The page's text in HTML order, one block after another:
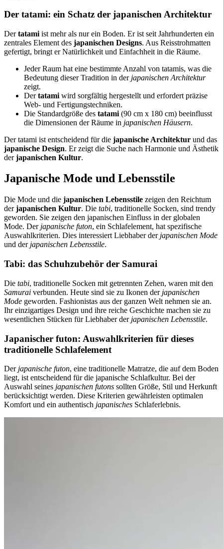
Der tatami: ein Schatz der japanischen Architektur
Dertatami ist mehr als nur ein Boden. Er ist seit Jahrhunderten ein
zentrales Element des japanischen Designs. Aus Reisstrohmatten
gefertigt, bringt er Natürlichkeit und Einfachheit in die Räume.
Jeder Raum hat eine bestimmte Anzahl von tatamis, was die
Bedeutung dieser Tradition in der japanischen Architektur
zeigt.
Dertatami wird sorgfältig hergestellt und erfordert präzise
Web- und Fertigungstechniken.
Die Standardgröße des tatami (90 cm x 180 cm) beeinflusst
die Dimensionen der Räume in japanischen Häusern.
Der tatami ist entscheidend für die japanische Architektur und das
japanische Design. Er zeigt die Suche nach Harmonie und Ästhetik
derjapanischen Kultur.
Japanische Mode und Lebensstile
Die Mode und die japanischen Lebensstile zeigen den Reichtum
derjapanischen Kultur. Die tabi, traditionelle Socken, sind trendy
geworden. Sie zeigen den japanischen Einfluss in der globalen
Mode. Der japanische futon, ein Schlafelement, hat spezifische
Auswahlkriterien. Dies interessiert Liebhaber der japanischen Mode
und der japanischen Lebensstile.
Tabi: das Schuhzubehör der Samurai
Die tabi, traditionelle Socken mit getrennten Zehen, waren mit den
Samurai verbunden. Heute sind sie zu Ikonen der japanischen
Mode geworden. Fashionistas aus der ganzen Welt nehmen sie an.
Ihr einzigartiges Design und ihre reiche Geschichte machen sie zu
wesentlichen Stücken für Liebhaber der japanischen Lebensstile.
Japanischer futon: Auswahlkriterien für dieses
traditionelle Schlafelement
Der japanische futon, eine traditionelle Matratze, die auf dem Boden
liegt, ist entscheidend für die japanische Schlafkultur. Bei der
Auswahl seines japanischen futons sollten Größe, Stil und Herkunft
berücksichtigt werden. Diese Kriterien gewährleisten optimalen
Komfort und ein authentisch japanisches Schlaferlebnis.